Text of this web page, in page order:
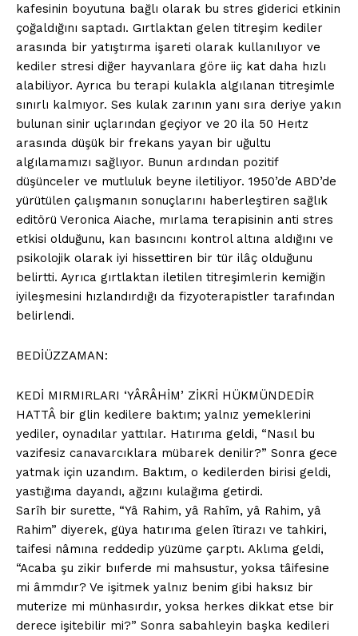
kafesinin boyutuna bağlı olarak bu stres giderici etkinin
çoğaldığını saptadı. Gırtlaktan gelen titreşim kediler
arasında bir yatıştırma işareti olarak kullanılıyor ve
kediler stresi diğer hayvanlara göre iiç kat daha hızlı
alabiliyor. Ayrıca bu terapi kulakla algılanan titreşimle
sınırlı kalmıyor. Ses kulak zarının yanı sıra deriye yakın
bulunan sinir uçlarından geçiyor ve 20 ila 50 Heıtz
arasında düşük bir frekans yayan bir uğultu
algılamamızı sağlıyor. Bunun ardından pozitif
düşünceler ve mutluluk beyne iletiliyor. 1950’de ABD’de
yürütülen çalışmanın sonuçlarını haberleştiren sağlık
editörü Veronica Aiache, mırlama terapisinin anti stres
etkisi olduğunu, kan basıncını kontrol altına aldığını ve
psikolojik olarak iyi hissettiren bir tür ilâç olduğunu
belirtti. Ayrıca gırtlaktan iletilen titreşimlerin kemiğin
iyileşmesini hızlandırdığı da fizyoterapistler tarafından
belirlendi.
BEDİÜZZAMAN:
KEDİ MIRMIRLARI ‘YÂRÂHİM’ ZİKRİ HÜKMÜNDEDİR
HATTÂ bir glin kedilere baktım; yalnız yemeklerini
yediler, oynadılar yattılar. Hatırıma geldi, “Nasıl bu
vazifesiz canavarcıklara mübarek denilir?” Sonra gece
yatmak için uzandım. Baktım, o kedilerden birisi geldi,
yastığıma dayandı, ağzını kulağıma getirdi.
Sarîh bir surette, “Yâ Rahim, yâ Rahîm, yâ Rahim, yâ
Rahim” diyerek, güya hatırıma gelen îtirazı ve tahkiri,
taifesi nâmına reddedip yüzüme çarptı. Aklıma geldi,
“Acaba şu zikir bııferde mi mahsustur, yoksa tâifesine
mi âmmdır? Ve işitmek yalnız benim gibi haksız bir
muterize mi münhasırdır, yoksa herkes dikkat etse bir
derece işitebilir mi?” Sonra sabahleyin başka kedileri